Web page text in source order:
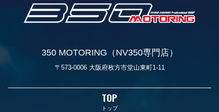
350 MOTORING（NV350専門店）
〒573-0006 大阪府枚方市堂山東町1-11
TOP
トップ